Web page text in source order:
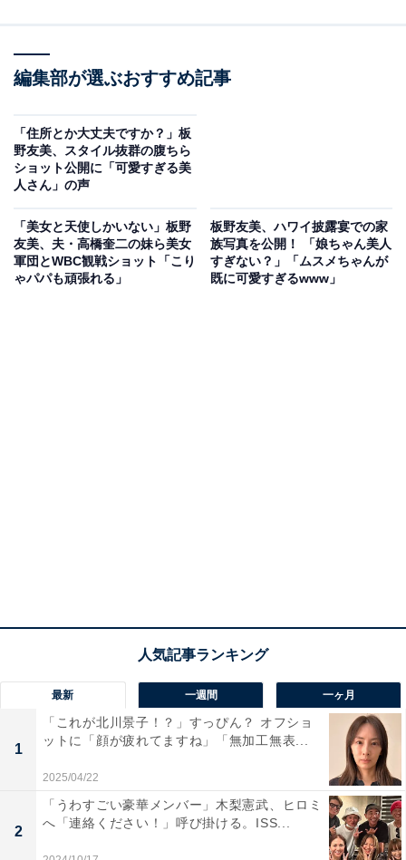
編集部が選ぶおすすめ記事
「住所とか大丈夫ですか？」板
野友美、スタイル抜群の腹ちら
ショット公開に「可愛すぎる美
人さん」の声
「美女と天使しかいない」板野
友美、夫・高橋奎二の妹ら美女
軍団とWBC観戦ショット「こり
ゃパパも頑張れる」
板野友美、ハワイ披露宴での家
族写真を公開！ 「娘ちゃん美人
すぎない？」「ムスメちゃんが
既に可愛すぎるwww」
最新 一週間 一ヶ月
1
「これが北川景子！？」すっぴん？ オフショ
ットに「顔が疲れてますね」「無加工無表...
2025/04/22
2
「うわすごい豪華メンバー」木梨憲武、ヒロミ
へ「連絡ください！」呼び掛ける。ISS...